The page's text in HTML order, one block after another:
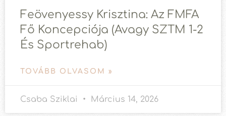
Feövenyessy Krisztina: Az FMFA
Fő Koncepciója (avagy SZTM 1-2
És Sportrehab)
TOVÁBB OLVASOM »
Csaba Sziklai Március 14, 2026